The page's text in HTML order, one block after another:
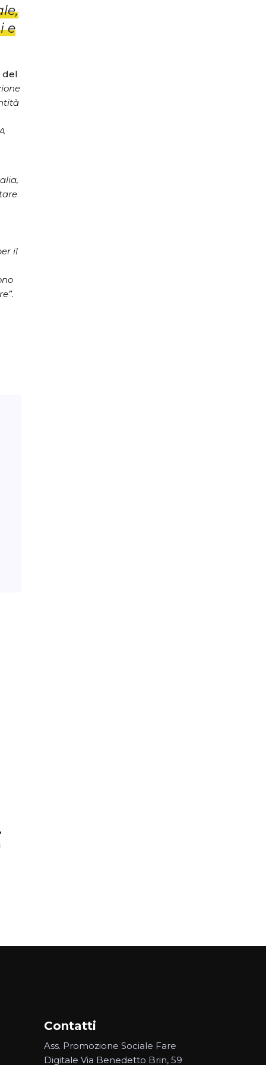
e
del
il
Contatti
Ass. Promozione Sociale Fare
Digitale Via Benedetto Brin, 59